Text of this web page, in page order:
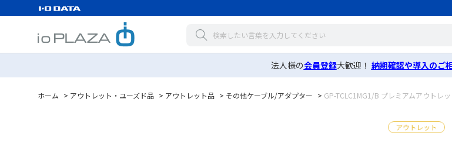
法人様の会員登録大歓迎！ 納期確認や導入のご
ホーム > アウトレット・ユーズド品 > アウトレット品 > その他ケーブル/アダプター > GP-TCLC1MG1/B プレミアムアウトレッ